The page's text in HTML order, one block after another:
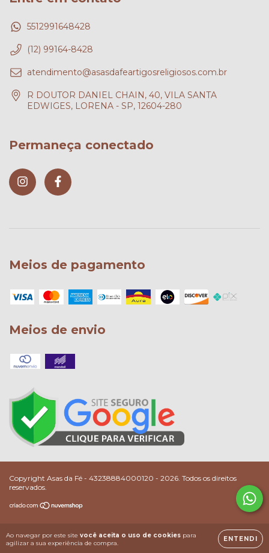
Ao navegar por este site você aceita o uso de cookies para
agilizar a sua experiência de compra.
ENTENDI
5512991648428
(12) 99164-8428
atendimento@asasdafeartigosreligiosos.com.br
R DOUTOR DANIEL CHAIN, 40, VILA SANTA
EDWIGES, LORENA - SP, 12604-280
Permaneça conectado
Meios de pagamento
Meios de envio
Copyright Asas da Fé - 43238884000120 - 2026. Todos os direitos
reservados.